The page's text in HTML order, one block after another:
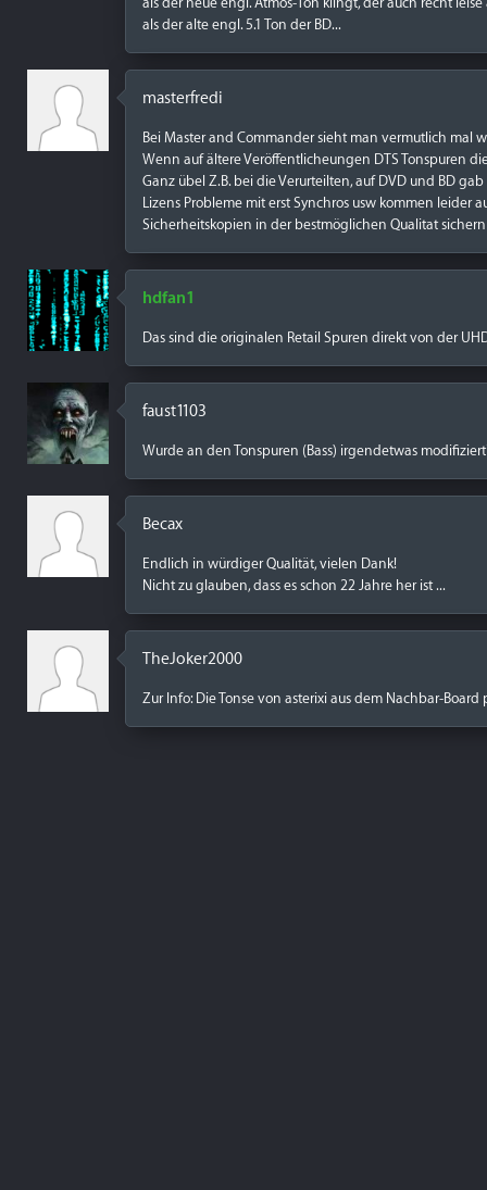
als der alte engl. 5.1 Ton der BD...
masterfredi
Bei Master and Commander sieht man vermutlich mal
Wenn auf ältere Veröffentlicheungen DTS Tonspuren
Ganz übel Z.B. bei die Verurteilten, auf DVD und BD
Lizens Probleme mit erst Synchros usw kommen leider
Sicherheitskopien in der bestmöglichen Qualitat
hdfan1
Das sind die originalen Retail Spuren direkt von der
faust1103
Wurde an den Tonspuren (Bass) irgendetwas
Becax
Endlich in würdiger Qualität, vielen Dank!
Nicht zu glauben, dass es schon 22 Jahre her ist ...
TheJoker2000
Zur Info: Die Tonse von asterixi aus dem Nachbar-